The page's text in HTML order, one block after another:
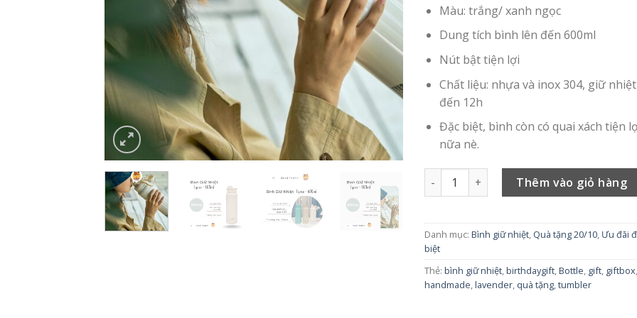
Màu: trắng/ xanh ngọc
Dung tích bình lên đến 600ml
Nút bật tiện lợi
Chất liệu: nhựa và inox 304, giữ nhiệt
đến 12h
Đặc biệt, bình còn có quai xách tiện
nữa nè.
Bình Giữ Nhiệt Tyeso 600ml | Anni Home
Thêm vào giỏ hàng
Danh mục: Bình giữ nhiệt, Quà tặng 20/10, Ưu đãi
biệt
Thẻ: bình giữ nhiệt,birthdaygift,Bottle, gift, giftbox,
handmade,lavender, quà tặng,tumbler